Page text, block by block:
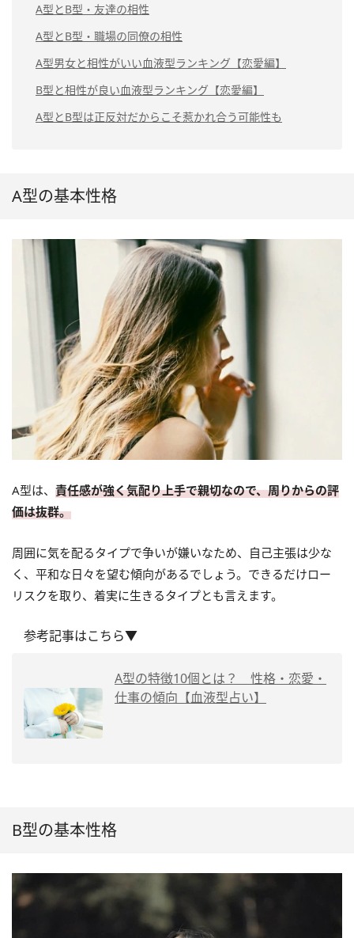
A型とB型・友達の相性
A型とB型・職場の同僚の相性
A型男女と相性がいい血液型ランキング【恋愛編】
B型と相性が良い血液型ランキング【恋愛編】
A型とB型は正反対だからこそ惹かれ合う可能性も
A型の基本性格
A型は、 責任感が強く気配り上手で親切なので、周りからの評
価は抜群。
周囲に気を配るタイプで争いが嫌いなため、自己主張は少な
く、平和な日々を望む傾向があるでしょう。できるだけロー
リスクを取り、着実に生きるタイプとも言えます。
参考記事はこちら▼
A型の特徴10個とは？ 性格・恋愛・
仕事の傾向【血液型占い】
B型の基本性格